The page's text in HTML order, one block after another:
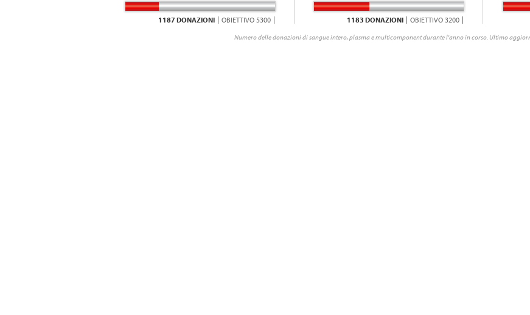
1187 DONAZIONI OBIETTIVO 5300 1183 DONAZIONI OBIETTIVO 3200
Numero delle donazioni di sangue intero, plasma e multicomponent durante l'anno in corso. Ultimo